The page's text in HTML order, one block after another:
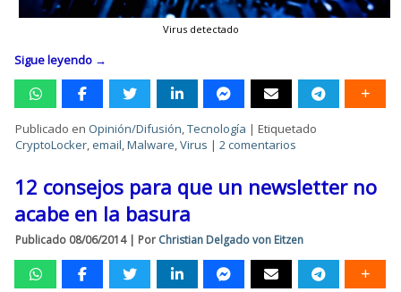
Virus detectado
Sigue leyendo →
Publicado en Opinión/Difusión,Tecnología |Etiquetado
CryptoLocker, email,Malware,Virus |2 comentarios
12 consejos para que un newsletter no
acabe en la basura
Publicado 08/06/2014| Por Christian Delgado von Eitzen